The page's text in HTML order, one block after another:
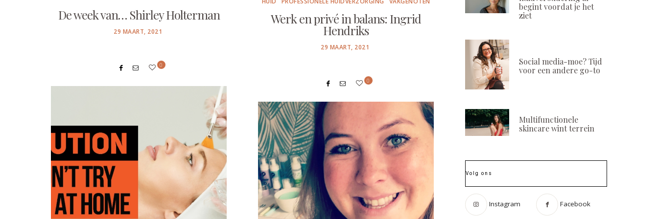
De week van… Shirley Holterman
POSTED
29 MAART, 2021
0
Werk en privé in balans: Ingrid
Hendriks
POSTED
29 MAART, 2021
0
begint voordat je het
ziet
Social media-moe? Tijd
voor een andere go-to
Multifunctionele
skincare wint terrein
Volg ons
Instagram Facebook